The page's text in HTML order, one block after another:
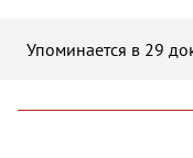
Упоминается в 29